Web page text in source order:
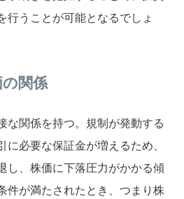
行うことが可能となるでしょ
関係
な関係を持つ。規制が発動する
に必要な保証金が増えるため、
し、株価に下落圧力がかかる傾
件が満たされたとき、つまり株